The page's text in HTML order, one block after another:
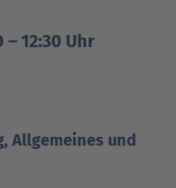
– 12:30 Uhr
Allgemeines und